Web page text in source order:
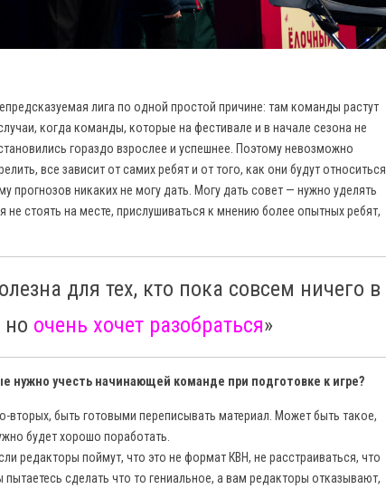
лига по одной простой причине: там команды растут
когда команды, которые на фестивале и в начале сезона не
гораздо взрослее и успешнее. Поэтому невозможно
все зависит от самих ребят и от того, как они будут относиться
прогнозов никаких не могу дать. Могу дать совет — нужно уделять
стоять на месте, прислушиваться к мнению более опытных ребят,
для тех, кто пока совсем ничего в
но очень хочет разобраться»
учесть начинающей команде при подготовке к игре?
вторых, быть готовыми переписывать материал. Может быть такое,
будет хорошо поработать.
редакторы поймут, что это не формат КВН, не расстраиваться, что
сделать что то гениальное, а вам редакторы отказывают,